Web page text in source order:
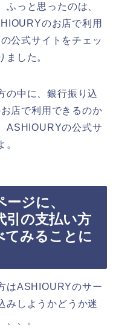
っと思ったのは、
のお店で利用
公式サイトをチェッ
ました。
の中に、銀行振り込
店で利用できるのか
ASHIOURYの公式サ
。
ジに、
引の支払い方
てみることに
はASHIOURYのサー
みしようかどうか迷
、、。